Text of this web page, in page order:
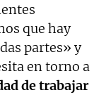
que hay
partes» y
en torno a
de trabajar